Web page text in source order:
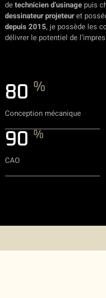
detechnicien d’usinage puis
dessinateur projeteuret
depuis 2015, je possède les
délivrer le potentiel de
80 %
Conception mécanique
90 %
CAO